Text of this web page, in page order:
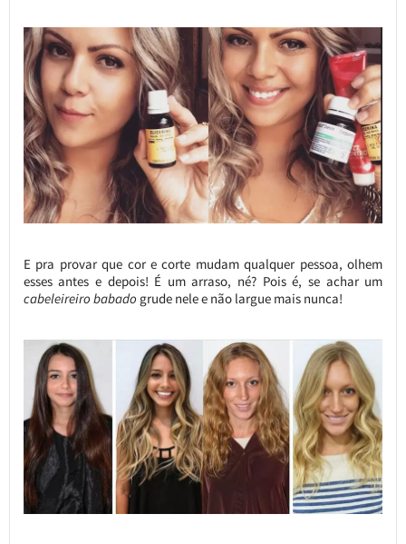
E pra provar que cor e corte mudam qualquer pessoa, olhem
esses antes e depois! É um arraso, né? Pois é, se achar um
cabeleireiro babado grude nele e não largue mais nunca!